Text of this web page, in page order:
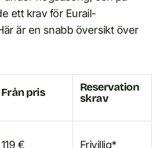
ett krav för Eurail-
är en snabb översikt över
Från pris
Reservation
skrav
119 € Frivillig*